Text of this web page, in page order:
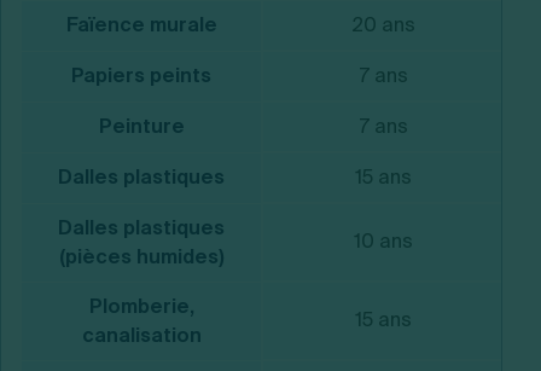
Faïence murale
20 ans
Papiers peints
7 ans
Peinture
7 ans
Dalles plastiques
15 ans
Dalles plastiques
(pièces humides)
10 ans
Plomberie,
canalisation
15 ans